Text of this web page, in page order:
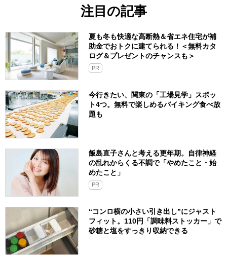
注目の記事
夏も冬も快適な高断熱＆省エネ住宅が補
助金でおトクに建てられる！＜無料カタ
ログ＆プレゼントのチャンスも＞
PR
今行きたい、関東の「工場見学」スポッ
ト4つ。無料で楽しめるバイキング食べ放
題も
飯島直子さんと考える更年期。自律神経
の乱れからくる不調で「やめたこと・始
めたこと」
PR
“コンロ横の小さい引き出し”にジャスト
フィット。110円「調味料ストッカー」で
砂糖と塩をすっきり収納できる